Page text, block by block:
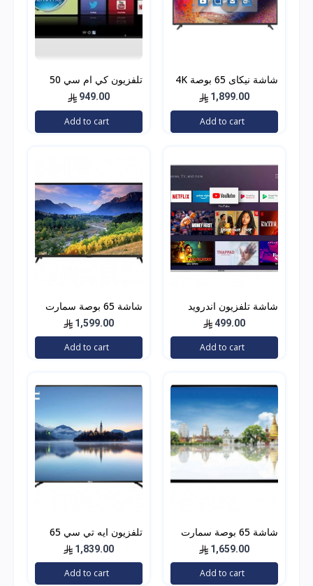
شاشة نيكاى 65 بوصة 4K
الترا اتش دي،
UHD65SLED
1,899.00
Add to cart
تلفزيون كي ام سي 50
انش فل اتش دي ليد -
K18M50262
949.00
Add to cart
شاشة تلفزيون اندرويد
سمارت Geepas Android
Smart TV 32
499.00
Add to cart
شاشة 65 بوصة سمارت
1,599.00
Add to cart
شاشة 65 بوصة سمارت
1,659.00
Add to cart
تلفزيون ايه تي سي 65
بوصه ال اي دي, سمارت,
4 كيه ألترا اتش دي ,
اندرويد, اسود ,
1,839.00
Add to cart